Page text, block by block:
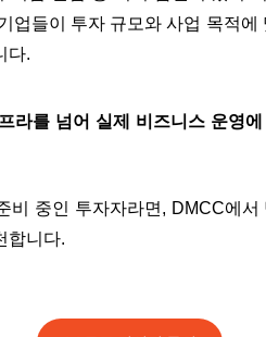
업들이 투자 규모와 사업 목적에
다.
라를 넘어 실제 비즈니스 운영
비 중인 투자자라면, DMCC에
합니다.